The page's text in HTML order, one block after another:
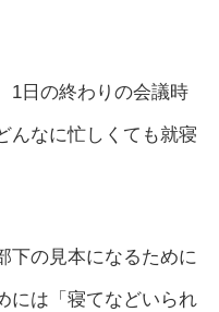
1日の終わりの会議時
んなに忙しくても就寝
下の見本になるために
には「寝てなどいられ